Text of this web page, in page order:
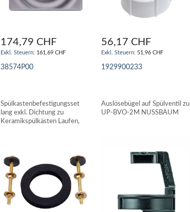
174,79 CHF
161,69 CHF
38574P00
56,17 CHF
51,96 CHF
1929900233
Spülkastenbefestigungsset
lang exkl. Dichtung zu
Keramikspülkästen Laufen,
Auslösebügel auf Spülventil zu
UP-BVO-2M NUSSBAUM